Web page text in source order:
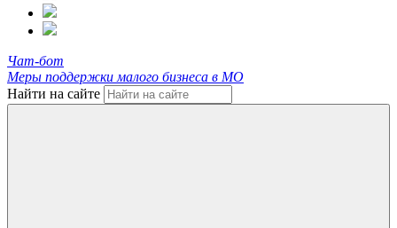
Чат-бот
Меры поддержки малого бизнеса в МО
Найти на сайте